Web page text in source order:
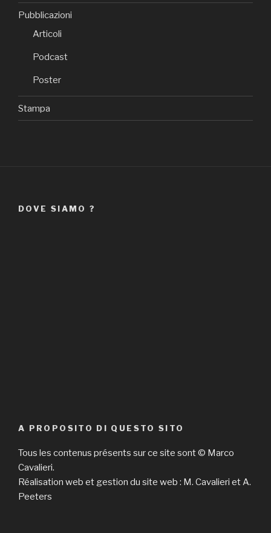
Pubblicazioni
Articoli
Podcast
Poster
Stampa
DOVE SIAMO ?
A PROPOSITO DI QUESTO SITO
Tous les contenus présents sur ce site sont © Marco
Cavalieri.
Réalisation web et gestion du site web : M. Cavalieri et A.
Peeters